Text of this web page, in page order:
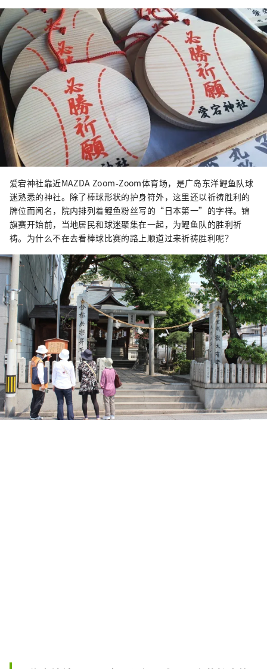
爱宕神社靠近MAZDA Zoom-Zoom体育场，是广岛东洋鲤鱼队球
迷熟悉的神社。除了棒球形状的护身符外，这里还以祈祷胜利的
牌位而闻名，院内排列着鲤鱼粉丝写的“日本第一”的字样。锦
旗赛开始前，当地居民和球迷聚集在一起，为鲤鱼队的胜利祈
祷。为什么不在去看棒球比赛的路上顺道过来祈祷胜利呢？